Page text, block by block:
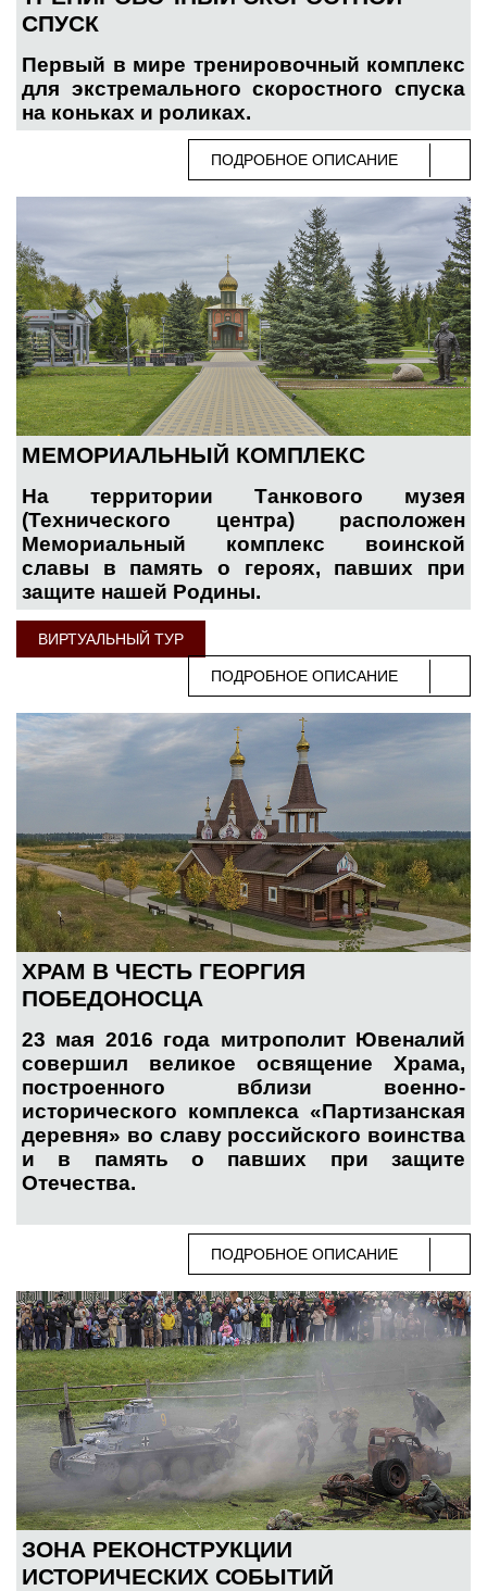
СПУСК
Первый в мире тренировочный комплекс
для экстремального скоростного спуска
на коньках и роликах.
ПОДРОБНОЕ ОПИСАНИЕ
МЕМОРИАЛЬНЫЙ КОМПЛЕКС
На территории Танкового музея
(Технического центра) расположен
Мемориальный комплекс воинской
славы в память о героях, павших при
защите нашей Родины.
ВИРТУАЛЬНЫЙ ТУР
ПОДРОБНОЕ ОПИСАНИЕ
ХРАМ В ЧЕСТЬ ГЕОРГИЯ
ПОБЕДОНОСЦА
23 мая 2016 года митрополит Ювеналий
совершил великое освящение Храма,
построенного вблизи военно-
исторического комплекса «Партизанская
деревня» во славу российского воинства
и в память о павших при защите
Отечества.
ПОДРОБНОЕ ОПИСАНИЕ
ЗОНА РЕКОНСТРУКЦИИ
ИСТОРИЧЕСКИХ СОБЫТИЙ